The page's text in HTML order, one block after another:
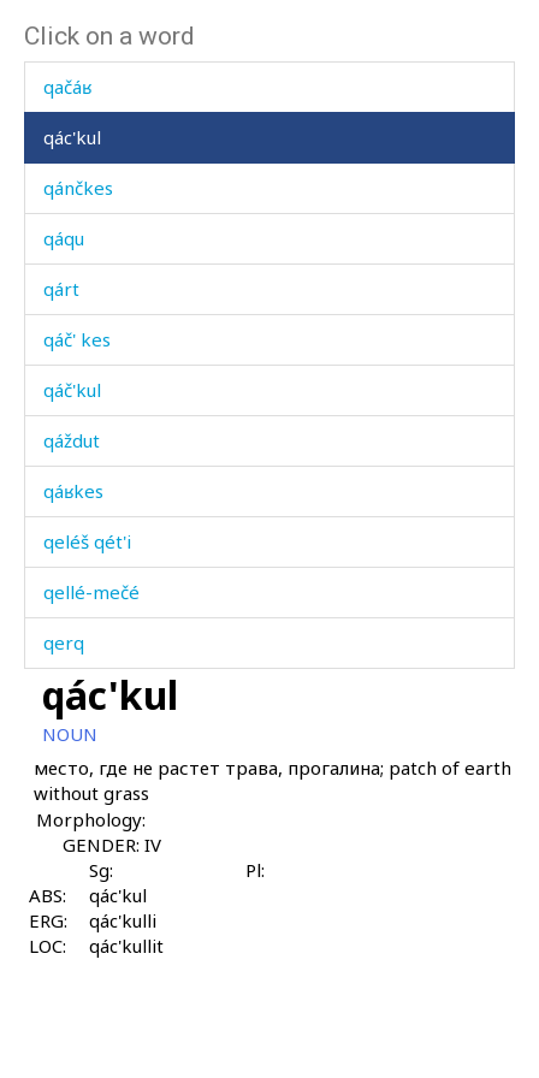
Click on a word
qač'
qačáʁ
qác'kul
qánčkes
qáqu
qárt
qáč' kes
qáč'kul
qáždut
qáʁkes
qeléš qét'i
qellé-mečé
qerq
qes
qébus
qéc-šec-bos
qécbos
qéjluχurši
qéltbos
qác'kul
NOUN
место, где не растет трава, прогалина; patch of earth
without grass
Morphology:
GENDER: IV
Sg:
Pl:
ABS:
qác'kul
ERG:
qác'kulli
LOC:
qác'kullit